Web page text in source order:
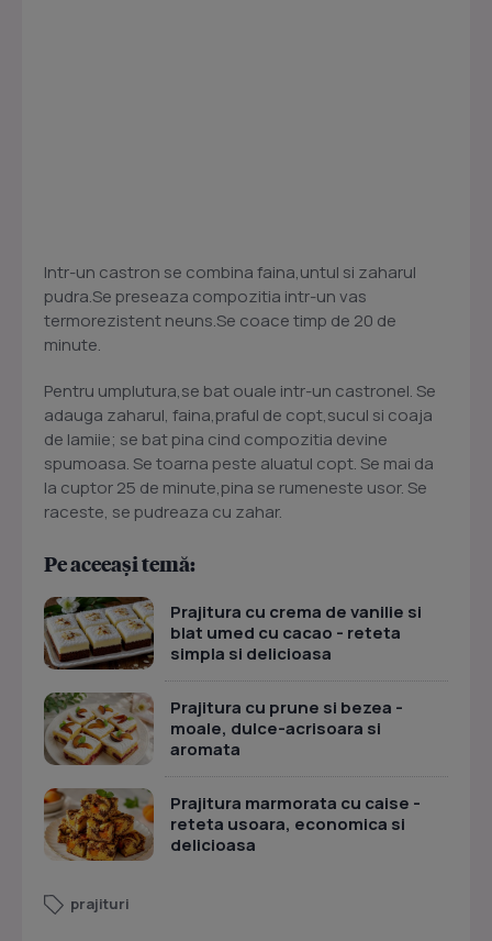
Intr-un castron se combina faina,untul si zaharul
pudra.Se preseaza compozitia intr-un vas
termorezistent neuns.Se coace timp de 20 de
minute.
Pentru umplutura,se bat ouale intr-un castronel. Se
adauga zaharul, faina,praful de copt,sucul si coaja
de lamiie; se bat pina cind compozitia devine
spumoasa. Se toarna peste aluatul copt. Se mai da
la cuptor 25 de minute,pina se rumeneste usor. Se
raceste, se pudreaza cu zahar.
Pe aceeași temă:
Prajitura cu crema de vanilie si
blat umed cu cacao - reteta
simpla si delicioasa
Prajitura cu prune si bezea -
moale, dulce-acrisoara si
aromata
Prajitura marmorata cu caise -
reteta usoara, economica si
delicioasa
prajituri